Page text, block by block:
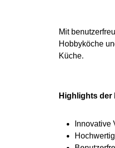
Mit
Hobbyköche
Küche.
Highlights der